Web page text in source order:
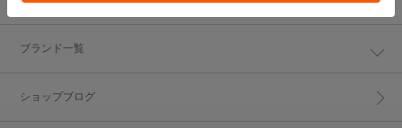
ブランド一覧
ショップブログ